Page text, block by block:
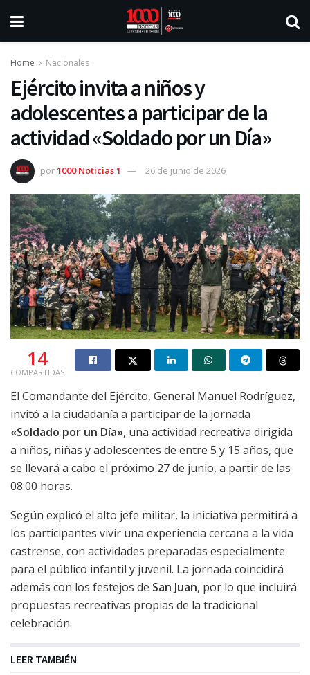
Home Nacionales
Ejército invita a niños y
adolescentes a participar de la
actividad «Soldado por un Día»
por1000 Noticias 1 26 de junio de 2026
14
COMPARTIDAS
El Comandante del Ejército, General Manuel Rodríguez,
invitó a la ciudadanía a participar de la jornada
«Soldado por un Día», una actividad recreativa dirigida
a niños, niñas y adolescentes de entre 5 y 15 años, que
se llevará a cabo el próximo 27 de junio, a partir de las
08:00 horas.
Según explicó el alto jefe militar, la iniciativa permitirá a
los participantes vivir una experiencia cercana a la vida
castrense, con actividades preparadas especialmente
para el público infantil y juvenil. La jornada coincidirá
además con los festejos de San Juan, por lo que incluirá
propuestas recreativas propias de la tradicional
celebración.
LEER TAMBIÉN